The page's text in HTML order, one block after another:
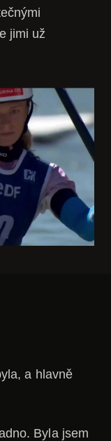
jimi už
a hlavně
Byla jsem